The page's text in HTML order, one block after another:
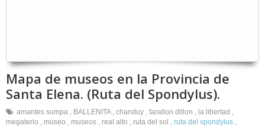
Mapa de museos en la Provincia de
Santa Elena. (Ruta del Spondylus).
amantes sumpa , BALLENITA , chanduy , farallon dillon , la libertad ,
megaterio , museo , museos , real alto , ruta del sol , ruta del spondylus ,